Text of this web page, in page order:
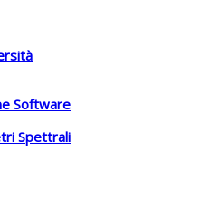
Software
Spettrali